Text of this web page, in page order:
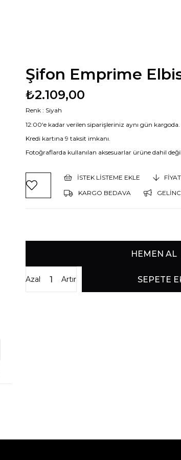
Şifon Emprime
₺2.109,00
Renk : Siyah
12:00‘e kadar verilen siparişleriniz aynı gün kargoda.
Kredi kartına 9 taksit imkanı.
Fotoğraflarda kullanılan aksesuarlar ürüne dahil
İSTEK LISTEME EKLE
KARGO BEDAVA
Artır
Azalt